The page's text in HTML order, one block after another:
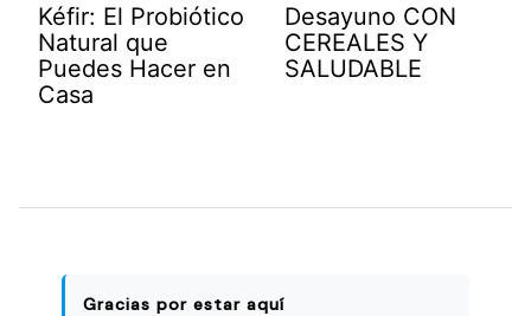
Kéfir: El Probiótico
Natural que
Puedes Hacer en
Casa
Desayuno CON
CEREALES Y
SALUDABLE
Gracias por estar aquí